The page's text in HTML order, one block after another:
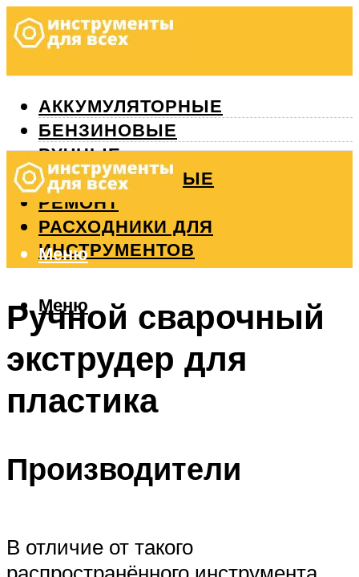
АККУМУЛЯТОРНЫЕ
БЕНЗИНОВЫЕ
РУЧНЫЕ
ИЗМЕРИТЕЛЬНЫЕ
РЕМОНТ
РАСХОДНИКИ ДЛЯ
ИНСТРУМЕНТОВ
Меню
Меню
Ручной сварочный
экструдер для
пластика
Производители
В отличие от такого